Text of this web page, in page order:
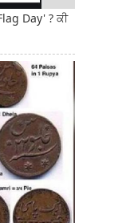
Day' ? ਕੀ